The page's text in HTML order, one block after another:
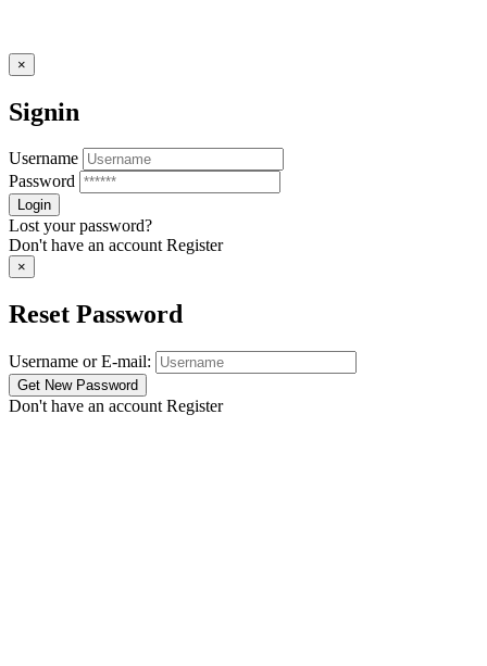
×
Signin
Username
Password
Lost your password?
Don't have an accountRegister
×
Reset Password
Username or E-mail:
Don't have an account Register